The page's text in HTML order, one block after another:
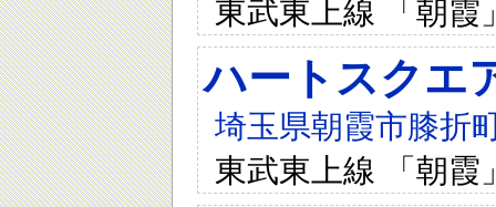
東武東上線 「朝霞
ハートスクエ
埼玉県朝霞市膝折
東武東上線 「朝霞